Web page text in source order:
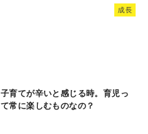
成長
子育てが辛いと感じる時。育児っ
て常に楽しむものなの？